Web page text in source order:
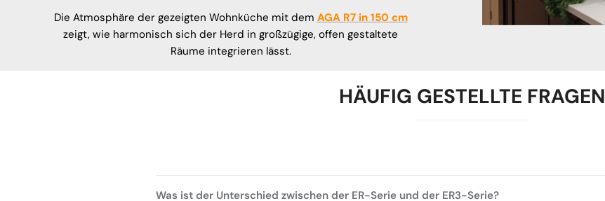
Die Atmosphäre der gezeigten Wohnküche mit dem AGA R7 in 150 cm
zeigt, wie harmonisch sich der Herd in großzügige, offen gestaltete
Räume integrieren lässt.
HÄUFIG GESTELLTE FRAGEN
Was ist der Unterschied zwischen der ER-Serie und der ER3-Serie?